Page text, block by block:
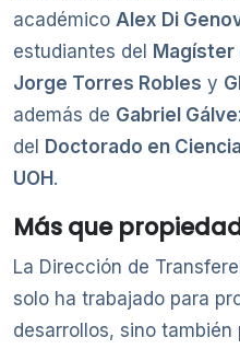
académico Alex Di
estudiantes del Magíster
Jorge Torres Robles y
además de Gabriel
del Doctorado en
UOH.
Más que
La Dirección de
solo ha trabajado para
desarrollos, sino